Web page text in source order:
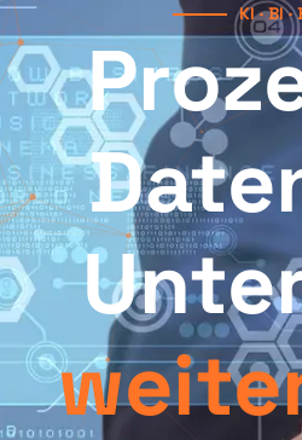
KI · BI ·